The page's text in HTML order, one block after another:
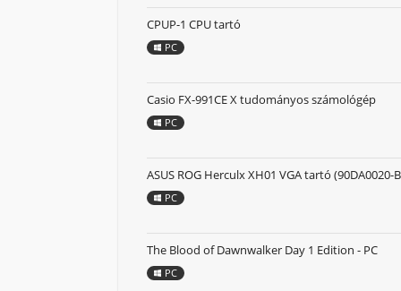
CPUP-1 CPU tartó
PC
Casio FX-991CE X tudományos számológép
PC
ASUS ROG Herculx XH01 VGA tartó (90DA0020-
PC
The Blood of Dawnwalker Day 1 Edition - PC
PC